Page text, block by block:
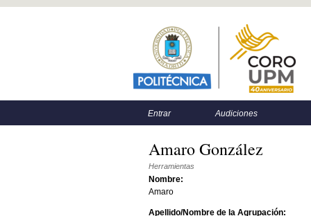
Entrar Audiciones
Amaro González
Herramientas
Nombre:
Amaro
Apellido/Nombre de la Agrupación: